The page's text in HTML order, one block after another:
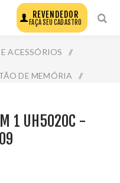
REVENDEDOR
FAÇA SEU CADASTRO
ACESSÓRIOS /
DE MEMÓRIA /
1 UH5020C -